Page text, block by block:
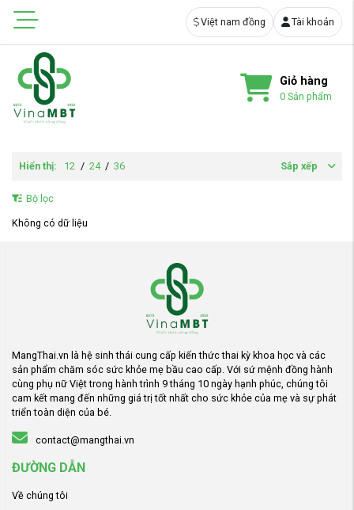
Tài khoản
Việt nam đồng
Giỏ hàng
0Sản phẩm
Hiển thị: 12 / 24 / 36 Sắp xếp
Bộ lọc
Không có dữ liệu
MangThai.vn là hệ sinh thái cung cấp kiến thức thai kỳ khoa học và các
sản phẩm chăm sóc sức khỏe mẹ bầu cao cấp. Với sứ mệnh đồng hành
cùng phụ nữ Việt trong hành trình 9 tháng 10 ngày hạnh phúc, chúng tôi
cam kết mang đến những giá trị tốt nhất cho sức khỏe của mẹ và sự phát
triển toàn diện của bé.
contact@mangthai.vn
ĐƯỜNG DẪN
Về chúng tôi